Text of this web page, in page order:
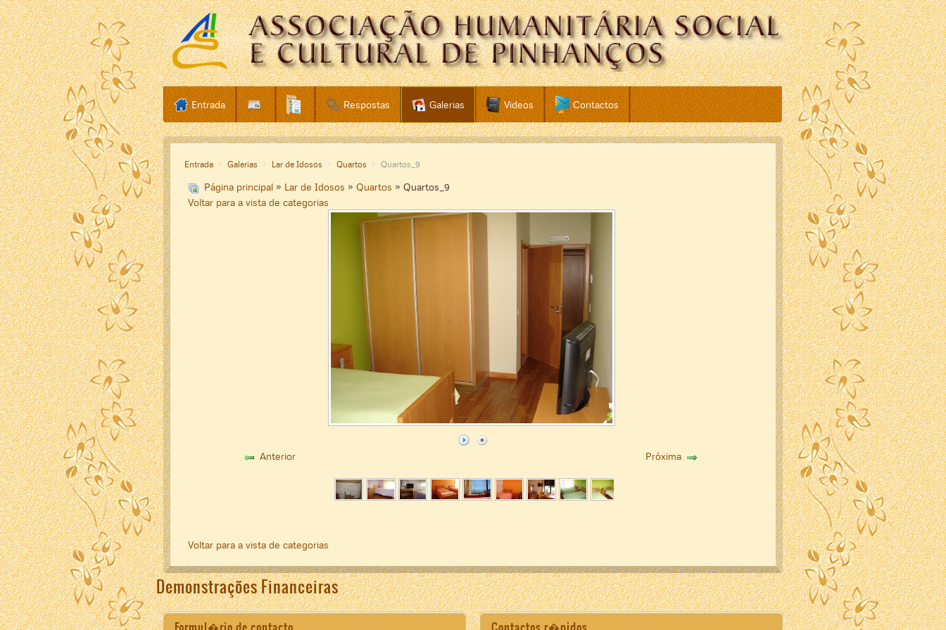
Entrada Respostas Galerias Videos Contactos
Entrada Galerias Lar de Idosos Quartos Quartos_9
Página principal » Lar de Idosos » Quartos » Quartos_9
Voltar para a vista de categorias
Anterior Próxima
Voltar para a vista de categorias
Demonstrações Financeiras